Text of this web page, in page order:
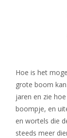
Hoe is het
grote boom
jaren en zie
boompje, en
en wortels die
steeds meer